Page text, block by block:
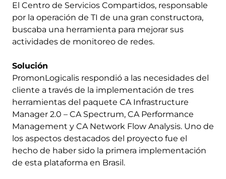
El Centro de Servicios Compartidos, responsable
por la operación de TI de una gran constructora,
buscaba una herramienta para mejorar sus
actividades de monitoreo de redes.
Solución
PromonLogicalis respondió a las necesidades del
cliente a través de la implementación de tres
herramientas del paquete CA Infrastructure
Manager 2.0 – CA Spectrum, CA Performance
Management y CA Network Flow Analysis. Uno de
los aspectos destacados del proyecto fue el
hecho de haber sido la primera implementación
de esta plataforma en Brasil.